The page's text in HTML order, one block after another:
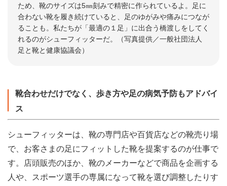
ため、靴のサイズは5㎜刻みで精密に作られているよ。足に
合わない靴を履き続けていると、足のゆがみや痛みにつなが
ることも。私たちが「最適の１足」に出合う橋渡しをしてく
れるのがシューフィッターだ。（写真提供／一般社団法人
足と靴と健康協議会）
靴合わせだけでなく、歩き方や足の病気予防もアドバイ
ス
シューフィッターは、靴の専門店や百貨店などの靴売り場
で、お客さまの足にフィットした靴を提案するのが仕事で
す。店頭販売のほか、靴のメーカーなどで商品を企画する
人や、スポーツ選手の専属になって靴を選び調整したりす